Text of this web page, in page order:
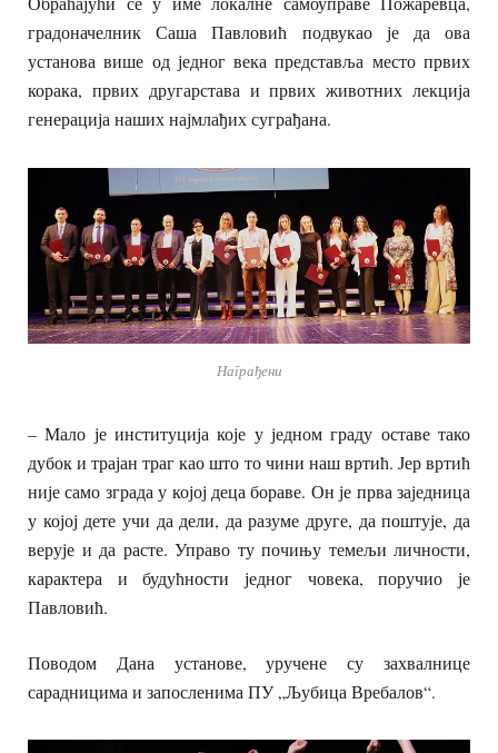
градоначелник Саша Павловић подвукао је да ова
установа више од једног века представља место првих
корака, првих другарстава и првих животних лекција
генерација наших најмлађих суграђана.
Награђени
– Мало је институција које у једном граду оставе тако
дубок и трајан траг као што то чини наш вртић. Јер вртић
није само зграда у којој деца бораве. Он је прва заједница
у којој дете учи да дели, да разуме друге, да поштује, да
верује и да расте. Управо ту почињу темељи личности,
карактера и будућности једног човека, поручио је
Павловић.
Поводом Дана установе, уручене су захвалнице
сарадницима и запосленима ПУ „Љубица Вребалов“.